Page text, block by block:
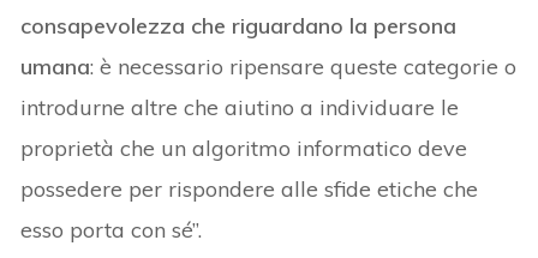
consapevolezza che riguardano la persona
umana: è necessario ripensare queste categorie o
introdurne altre che aiutino a individuare le
proprietà che un algoritmo informatico deve
possedere per rispondere alle sfide etiche che
esso porta con sé”.